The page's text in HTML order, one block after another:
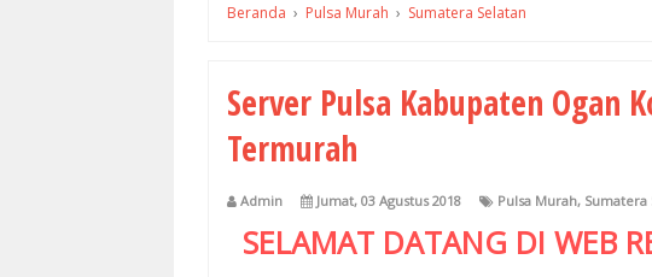
Beranda › Pulsa Murah › Sumatera Selatan
Server Pulsa Kabupaten Ogan
Termurah
Admin Jumat, 03 Agustus 2018 Pulsa Murah, Sumatera
SELAMAT DATANG DI WEB